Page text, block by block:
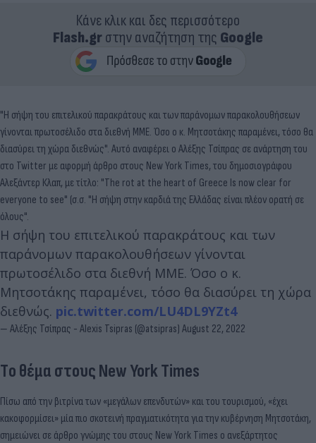
Κάνε κλικ και δες περισσότερο
Flash.grστην αναζήτηση της Google
"Η σήψη του επιτελικού παρακράτους και των παράνομων παρακολουθήσεων
γίνονται πρωτοσέλιδο στα διεθνή ΜΜΕ. Όσο ο κ. Μητσοτάκης παραμένει, τόσο θα
διασύρει τη χώρα διεθνώς". Αυτό αναφέρει ο Αλέξης Τσίπρας σε ανάρτηση του
στο Twitter με αφορμή άρθρο στους New York Times, του δημοσιογράφου
Αλεξάντερ Κλαπ, με τίτλο: "The rot at the heart of Greece Is now clear for
everyone to see" (σ.σ. "Η σήψη στην καρδιά της Ελλάδας είναι πλέον ορατή σε
όλους".
Η σήψη του επιτελικού παρακράτους και των
παράνομων παρακολουθήσεων γίνονται
πρωτοσέλιδο στα διεθνή ΜΜΕ. Όσο ο κ.
Μητσοτάκης παραμένει, τόσο θα διασύρει τη χώρα
διεθνώς. pic.twitter.com/LU4DL9YZt4
— Αλέξης Τσίπρας - Alexis Tsipras (@atsipras) August 22, 2022
Tο θέμα στους New York Times
Πίσω από την βιτρίνα των «μεγάλων επενδυτών» και του τουρισμού, «έχει
κακοφορμίσει» μία πιο σκοτεινή πραγματικότητα για την κυβέρνηση Μητσοτάκη,
σημειώνει σε άρθρο γνώμης του στους New York Times ο ανεξάρτητος